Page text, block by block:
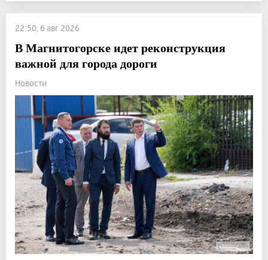
22:50, 6 авг 2026
В Магнитогорске идет реконструкция
важной для города дороги
Новости